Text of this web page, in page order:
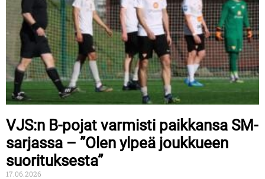
VJS:n B-pojat varmisti paikkansa SM-
sarjassa – ”Olen ylpeä joukkueen
suorituksesta”
17.06.2026